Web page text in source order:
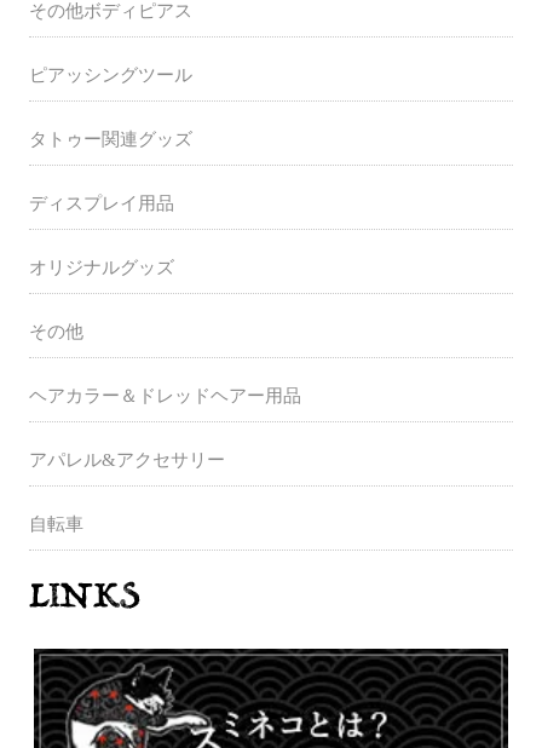
その他ボディピアス
ピアッシングツール
タトゥー関連グッズ
ディスプレイ用品
オリジナルグッズ
その他
ヘアカラー＆ドレッドヘアー用品
アパレル&アクセサリー
自転車